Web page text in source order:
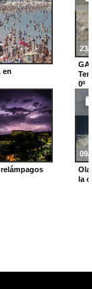
en
23/
0º
09/
la